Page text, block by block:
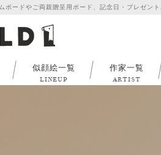
ボードやご両親贈呈用ボード、記念日・プレゼン
似顔絵一覧
LINEUP
作家一覧
ARTIST